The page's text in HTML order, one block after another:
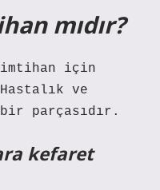
mıdır?
için
ve
parçasıdır.
kefaret